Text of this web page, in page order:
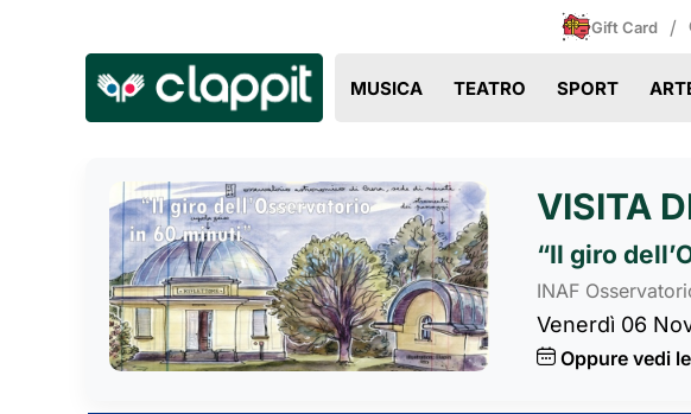
Gift Card /
MUSICA TEATRO SPORT
VISITA
“Il giro
INAF
Venerdì 06
Oppure vedi